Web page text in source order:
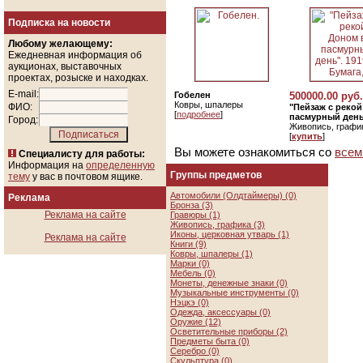
Подписка на новости
Любому желающему:
Ежедневная информация об
аукционах, выставочных
проектах, розыске и находках.
E-mail:
ФИО:
Город:
Специалисту для работы:
Информация на определенную
тему у вас в почтовом ящике.
Реклама
Реклама на сайте
Реклама на сайте
Гобелен
Ковры, шпалеры
[подробнее]
500000.00 руб.
"Пейзаж с
пасмурный
Живопись,
[купить]
Вы можете ознакомиться со
Группы предметов
Автомобили (Олдтаймеры) (0)
Бронза (3)
Гравюры (1)
Живопись, графика (3)
Иконы, церковная утварь (1)
Книги (9)
Ковры, шпалеры (1)
Марки (0)
Мебель (0)
Монеты, денежные знаки (0)
Музыкальные инструменты (0)
Нэцкэ (0)
Одежда, аксессуары (0)
Оружие (12)
Осветительные приборы (2)
Предметы быта (0)
Серебро (0)
Скульптура (0)